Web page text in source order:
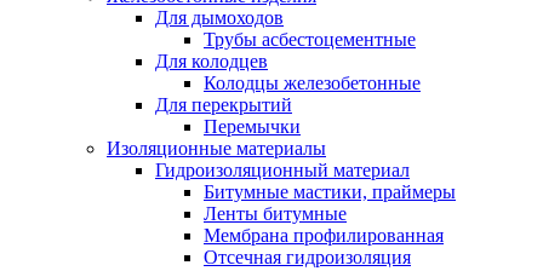
Для дымоходов
Трубы асбестоцементные
Для колодцев
Колодцы железобетонные
Для перекрытий
Перемычки
Изоляционные материалы
Гидроизоляционный материал
Битумные мастики, праймеры
Ленты битумные
Мембрана профилированная
Отсечная гидроизоляция